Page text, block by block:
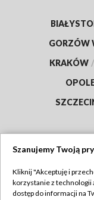
GORZÓW
KRAKÓW /
Szanujemy Twoją
Kliknij "Akceptuję i
korzystanie z technologii
dostęp do informacji na